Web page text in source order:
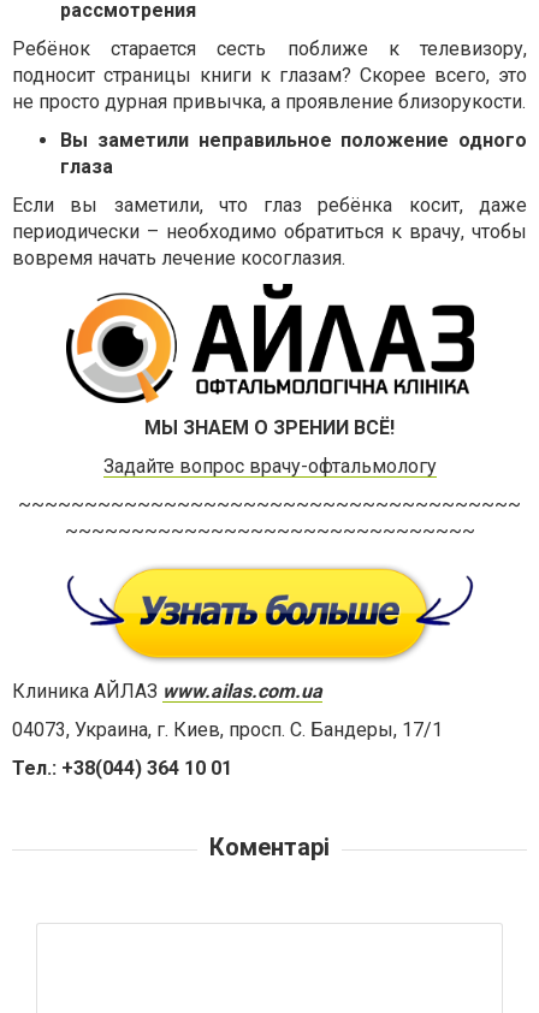
рассмотрения
Ребёнок старается сесть поближе к телевизору,
подносит страницы книги к глазам? Скорее всего, это
не просто дурная привычка, а проявление близорукости.
Вы заметили неправильное положение одного
глаза
Если вы заметили, что глаз ребёнка косит, даже
периодически – необходимо обратиться к врачу, чтобы
вовремя начать лечение косоглазия.
МЫ ЗНАЕМ О ЗРЕНИИ ВСЁ!
Задайте вопрос врачу-офтальмологу
~~~~~~~~~~~~~~~~~~~~~~~~~~~~~~~~~~~~~~
~~~~~~~~~~~~~~~~~~~~~~~~~~~~~~~
Клиника АЙЛАЗ www.ailas.com.ua
04073, Украина, г. Киев, просп. С. Бандеры, 17/1
Тел.: +38(044) 364 10 01
Коментарі